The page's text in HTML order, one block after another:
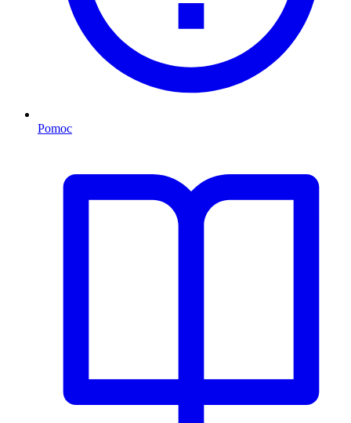
Pomoc